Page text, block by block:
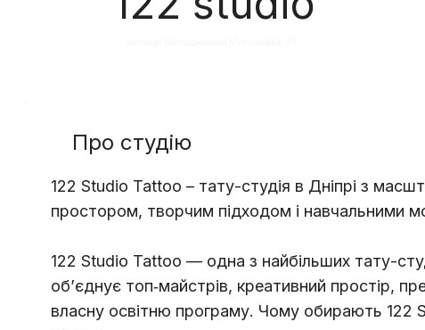
Про студію
122 Studio Tattoo – тату-студія в Дніпрі з
простором, творчим підходом і навчальними
122 Studio Tattoo — одна з найбільших тату-
об’єднує топ‑майстрів, креативний простір,
власну освітню програму. Чому обирають 122